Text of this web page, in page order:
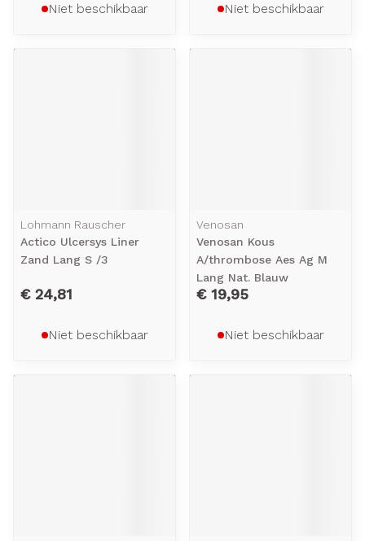
Niet beschikbaar Niet beschikbaar
Lohmann Rauscher
Actico Ulcersys Liner
Zand Lang S /3
€ 24,81
Niet beschikbaar
Venosan
Venosan Kous
A/thrombose Aes Ag M
Lang Nat. Blauw
€ 19,95
Niet beschikbaar